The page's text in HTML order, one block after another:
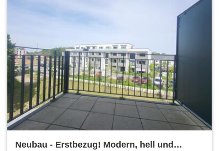
Neubau - Erstbezug! Modern, hell und